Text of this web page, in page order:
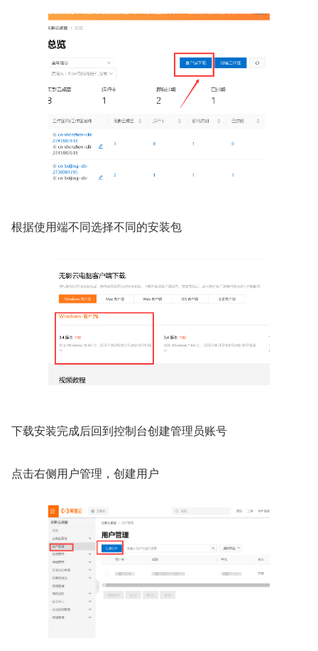
根据使用端不同选择不同的安装包
下载安装完成后回到控制台创建管理员账号
点击右侧用户管理，创建用户